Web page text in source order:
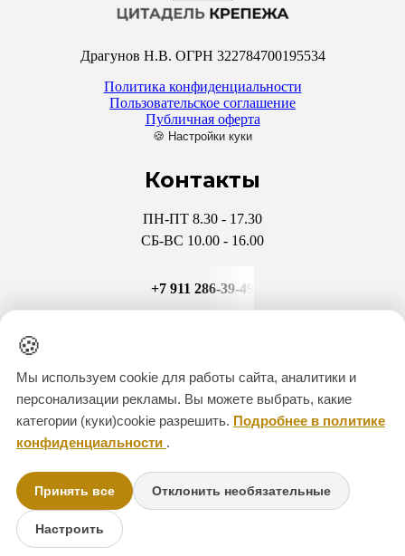
Драгунов Н.В. ОГРН 322784700195534
Политика конфиденциальности
Пользовательское соглашение
Публичная оферта
🍪 Настройки куки
Контакты
ПН-ПТ 8.30 - 17.30
СБ-ВС 10.00 - 16.00
+7 911 286-39-49
CITADEL-KREP@YANDEX
Мессенджеры
+7 911 286-39-49
🍪
Мы используем cookie для работы сайта, аналитики и
персонализации рекламы. Вы можете выбрать, какие
категории (куки)cookie разрешить. Подробнее в политике
конфиденциальности .
Принять все Отклонить необязательные
Настроить